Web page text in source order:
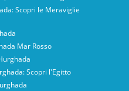
Scopri le Meraviglie
Mar Rosso
Scopri l'Egitto